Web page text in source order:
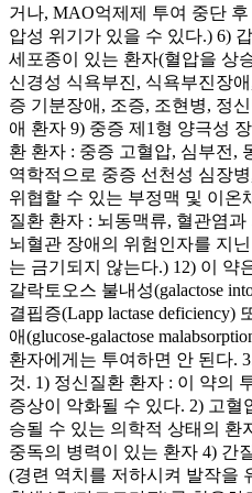
거나, MAO억제제 투여 중단
압성 위기가 있을 수 있다.) 6)
세포종이 있는 환자(혈압을 상
신경성 식욕부진, 식욕부진장
증 기분장애, 조증, 조현병, 정
애 환자 9) 중증 제1형 양극성
환 환자 : 중증 고혈압, 심부전,
역학적으로 중증 선천성 심장
위협할 수 있는 부정맥 및 이온
질환 환자 : 뇌동맥류, 혈관염
뇌혈관 장애의 위험인자를 지
는 금기되지 않는다.) 12) 이 약
갈락토오스 불내성(galactose
결핍증(Lapp lactase
애(glucose-galactose
환자에게는 투여하면 안 된다.
것. 1) 정신질환 환자 : 이 약의
증상이 악화될 수 있다. 2) 고
승될 수 있는 의학적 상태의 환
중독의 병력이 있는 환자 4) 간
(경련 역치를 저하시켜 발작을